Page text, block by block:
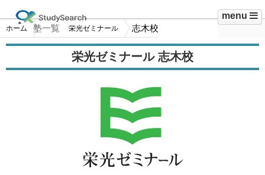
menu
ホーム 塾一覧 栄光ゼミナール 志木校
栄光ゼミナール 志木校